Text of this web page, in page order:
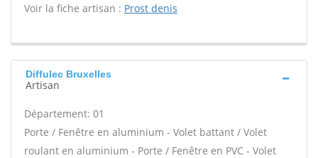
Voir la fiche artisan : Prost denis
Diffulec Bruxelles
Artisan
Département: 01
Porte / Fenêtre en aluminium - Volet battant / Volet
roulant en aluminium - Porte / Fenêtre en PVC - Volet